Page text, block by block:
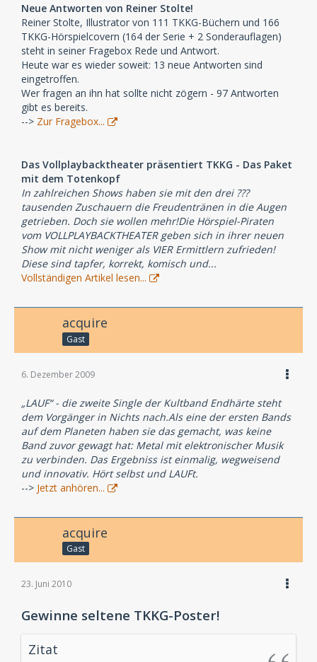
Neue Antworten von Reiner Stolte!
Reiner Stolte, Illustrator von 111 TKKG-Büchern und 166
TKKG-Hörspielcovern (164 der Serie + 2 Sonderauflagen)
steht in seiner Fragebox Rede und Antwort.
Heute war es wieder soweit: 13 neue Antworten sind
eingetroffen.
Wer fragen an ihn hat sollte nicht zögern - 97 Antworten
gibt es bereits.
--> Zur Fragebox...
Das Vollplaybacktheater präsentiert TKKG - Das Paket
mit dem Totenkopf
In zahlreichen Shows haben sie mit den drei ???
tausenden Zuschauern die Freudentränen in die Augen
getrieben. Doch sie wollen mehr!Die Hörspiel-Piraten
vom VOLLPLAYBACKTHEATER geben sich in ihrer neuen
Show mit nicht weniger als VIER Ermittlern zufrieden!
Diese sind tapfer, korrekt, komisch und...
Vollständigen Artikel lesen...
acquire
Gast
6. Dezember 2009
„LAUF“ - die zweite Single der Kultband Endhärte steht
dem Vorgänger in Nichts nach.Als eine der ersten Bands
auf dem Planeten haben sie das gemacht, was keine
Band zuvor gewagt hat: Metal mit elektronischer Musik
zu verbinden. Das Ergebniss ist einmalig, wegweisend
und innovativ. Hört selbst und LAUFt.
--> Jetzt anhören...
acquire
Gast
23. Juni 2010
Gewinne seltene TKKG-Poster!
Zitat